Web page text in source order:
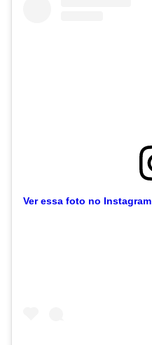
Ver essa foto no Instagram